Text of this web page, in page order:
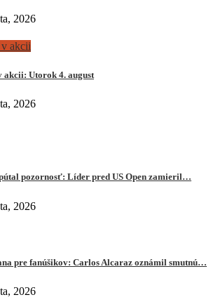
2026
akcii
akcii: Utorok 4. august
2026
pozornosť: Líder pred US Open zamieril…
2026
pre fanúšikov: Carlos Alcaraz oznámil smutnú…
2026